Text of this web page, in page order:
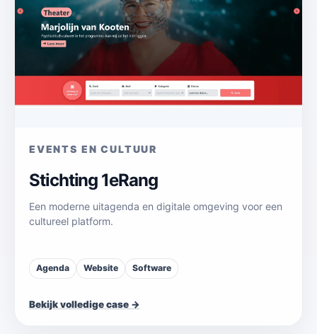
EVENTS EN CULTUUR
Stichting 1eRang
Een moderne uitagenda en digitale omgeving voor een
cultureel platform.
Agenda Website Software
Bekijk volledige case →